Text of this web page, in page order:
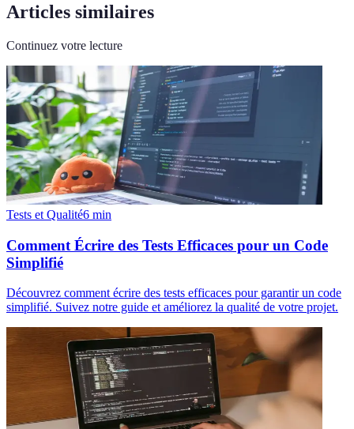
Articles similaires
Continuez votre lecture
Tests et Qualité6 min
Comment Écrire des Tests Efficaces pour un Code
Simplifié
Découvrez comment écrire des tests efficaces pour garantir un code
simplifié. Suivez notre guide et améliorez la qualité de votre projet.